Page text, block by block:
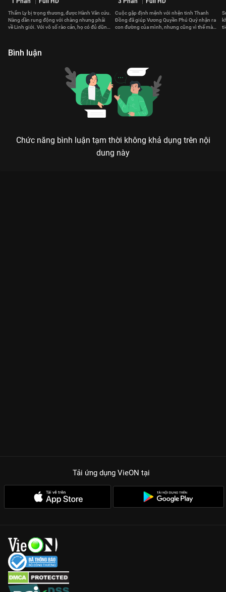
Thẩm Ly bị trọng thương, được Hành Vân cứu.
Nàng dần rung động với chàng nhưng phải
về Linh giới. Với vô số rào cản, họ có đủ dũng
Cuộc gặp định mệnh với nhện tinh Thanh
Đồng đã giúp Vương Quyền Phú Quý nhận ra
con đường của mình, nhưng cũng vì thế mà
Bình luận
Chức năng bình luận tạm thời không khả dụng trên nội
dung này
Tải ứng dụng VieON tại